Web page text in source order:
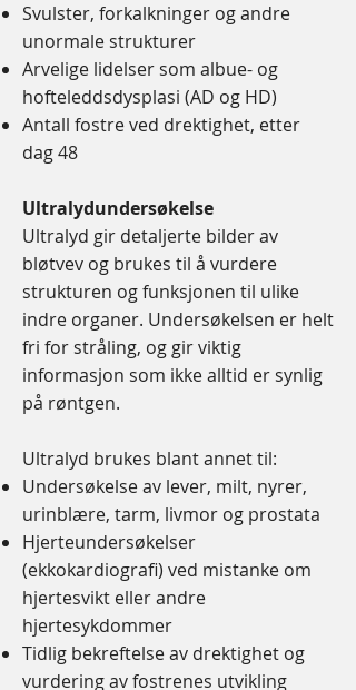
Svulster, forkalkninger og andre
unormale strukturer
Arvelige lidelser som albue- og
hofteleddsdysplasi (AD og HD)
Antall fostre ved drektighet, etter
dag 48
Ultralydundersøkelse
Ultralyd gir detaljerte bilder av
bløtvev og brukes til å vurdere
strukturen og funksjonen til ulike
indre organer. Undersøkelsen er helt
fri for stråling, og gir viktig
informasjon som ikke alltid er synlig
på røntgen.
Ultralyd brukes blant annet til:
Undersøkelse av lever, milt, nyrer,
urinblære, tarm, livmor og prostata
Hjerteundersøkelser
(ekkokardiografi) ved mistanke om
hjertesvikt eller andre
hjertesykdommer
Tidlig bekreftelse av drektighet og
vurdering av fostrenes utvikling